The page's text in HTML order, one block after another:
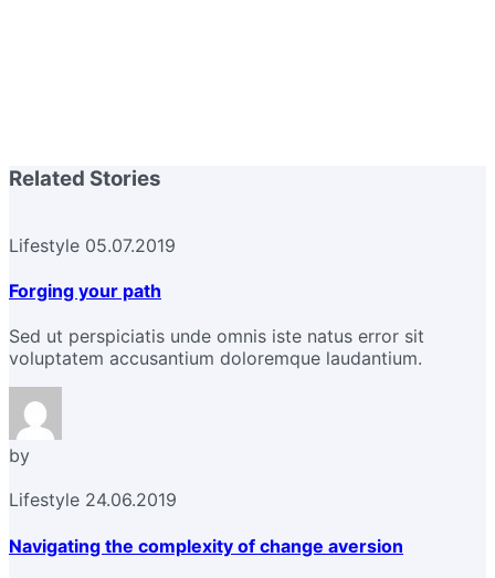
Related Stories
Lifestyle 05.07.2019
Forging your path
Sed ut perspiciatis unde omnis iste natus error sit
voluptatem accusantium doloremque laudantium.
by
Lifestyle 24.06.2019
Navigating the complexity of change aversion